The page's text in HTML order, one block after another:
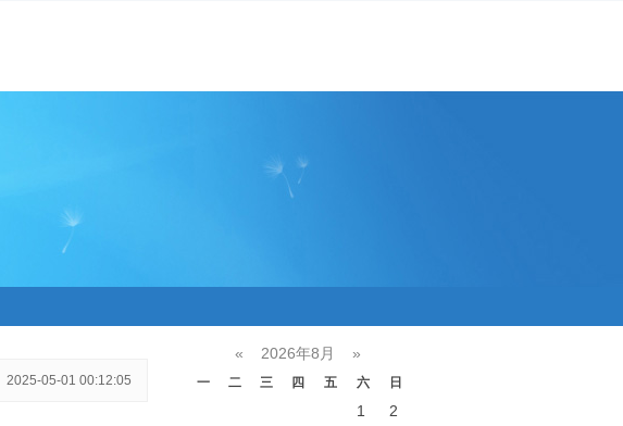
2025-05-01 00:12:05
« 2026年8月 »
一 二 三 四 五 六 日
1
2